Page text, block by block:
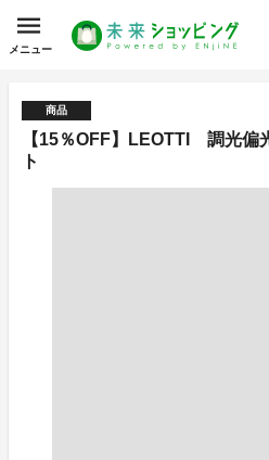
メニュー
商品
【15％OFF】LEOTTI 調光偏
ト